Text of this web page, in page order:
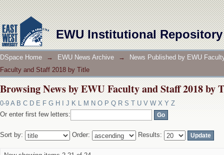
EWU Institutional Repository
Browsing News by EWU Faculty and Staff 2018 by
DSpace Home → EWU News Archive →
News Published by EWU
Faculty and Staff 2018 by Title
Browsing News by EWU Faculty and Staff 2018 by
0-9 A B C D E F G H J K L M N O P Q R S T U V W X Y Z
Or enter first few letters:
Sort by: Order: Results: